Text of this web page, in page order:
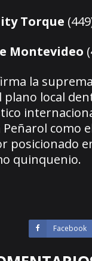
Torque
Montevideo
la
plano local
como
posicionado
quinquenio.
Facebook